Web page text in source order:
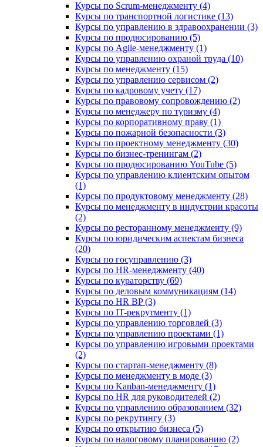
Курсы по Scrum-менеджменту (4)
Курсы по транспортной логистике (13)
Курсы по управлению в здравоохранении (3)
Курсы по продюсированию (5)
Курсы по Agile-менеджменту (1)
Курсы по управлению охраной труда (10)
Курсы по менеджменту (15)
Курсы по управлению сервисом (2)
Курсы по кадровому учету (17)
Курсы по правовому сопровождению (2)
Курсы по менеджеру по туризму (4)
Курсы по корпоративному праву (1)
Курсы по пожарной безопасности (3)
Курсы по проектному менеджменту (30)
Курсы по бизнес-тренингам (2)
Курсы по продюсированию YouTube (5)
Курсы по управлению клиентским опытом
(1)
Курсы по продуктовому менеджменту (28)
Курсы по менеджменту в индустрии красоты
(2)
Курсы по ресторанному менеджменту (9)
Курсы по юридическим аспектам бизнеса
(20)
Курсы по госуправлению (3)
Курсы по HR-менеджменту (40)
Курсы по кураторству (69)
Курсы по деловым коммуникациям (14)
Курсы по HR BP (3)
Курсы по IT-рекрутменту (1)
Курсы по управлению торговлей (3)
Курсы по управлению проектами (1)
Курсы по управлению игровыми проектами
(2)
Курсы по стартап-менеджменту (8)
Курсы по менеджменту в моде (3)
Курсы по Kanban-менеджменту (1)
Курсы по HR для руководителей (2)
Курсы по управлению образованием (32)
Курсы по рекрутингу (3)
Курсы по открытию бизнеса (5)
Курсы по налоговому планированию (2)